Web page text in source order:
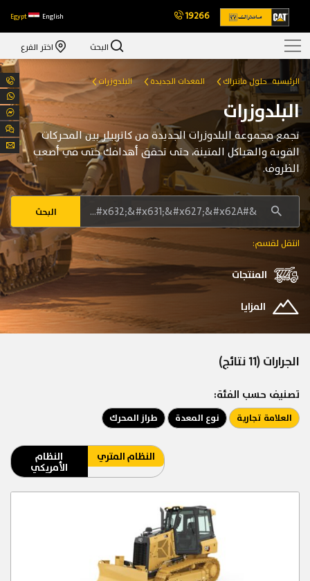
19266
English
Egypt
البحث اختر الفرع
الرئيسية حلول مانتراك المعدات الجديدة البلدوزرات
البلدوزرات
تجمع مجموعة البلدوزرات الجديدة من كاتربيلر بين المحركات
القوية والهياكل المتينة، حتى تحقق أهدافك حتى في أصعب
الظروف.
البحث
انتقل لقسم:
المنتجات
المزايا
الجرارات (11 نتائج)
تصنيف حسب الفئة:
العلامة تجارية نوع المعدة طراز المحرك
النظام
الأمريكي
النظام المتري